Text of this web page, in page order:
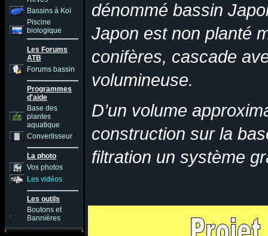
Bassins à Koï
Piscine
biologique
Les Forums
ATB
Forums bassin
Programmes
d'aide
Base des
plantes
aquatique
Convertisseur
La photo
Vos photos
Les vidéos
Les outils
.
Boutons et
Bannières
dénommé bassin
Japon est non planté
conifères, cascade
volumineuse.
D’un volume
construction sur la
filtration un système